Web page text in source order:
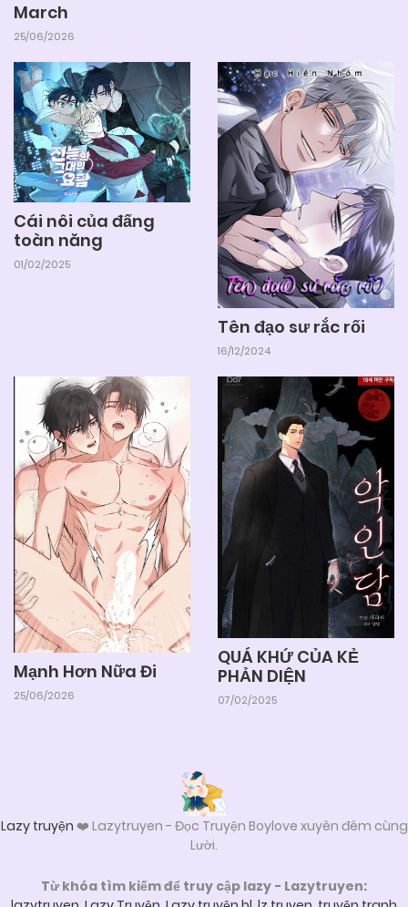
March
25/06/2026
Cái nôi của đấng
toàn năng
01/02/2025
Tên đạo sư rắc rối
16/12/2024
Mạnh Hơn Nữa Đi
25/06/2026
QUÁ KHỨ CỦA KẺ
PHẢN DIỆN
07/02/2025
Lazy truyện ❤️ Lazytruyen - Đọc Truyện Boylove xuyên đêm cùng
Lười.
Từ khóa tìm kiếm để truy cập lazy - Lazytruyen: